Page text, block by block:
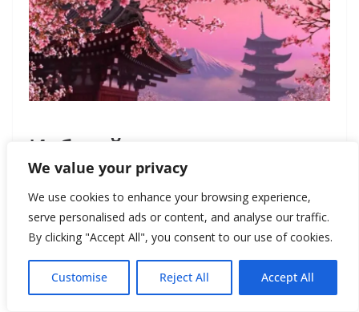
We value your privacy
We use cookies to enhance your browsing experience,
serve personalised ads or content, and analyse our traffic.
By clicking "Accept All", you consent to our use of cookies.
Customise Reject All Accept All
Избегайте:
— переизбытка сахара и соли;
— слишком горячей, жареной и
слишком острой пищи;